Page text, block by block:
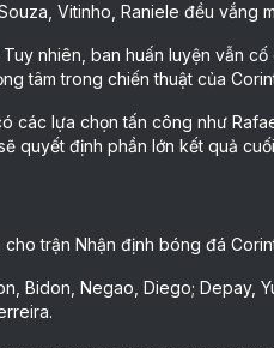
Vitinho, Raniele đều vắng
nhiên, ban huấn luyện vẫn
tâm trong chiến thuật của
các lựa chọn tấn công như
quyết định phần lớn kết quả
trận Nhận định bóng đá
Bidon, Negao, Diego; Depay,